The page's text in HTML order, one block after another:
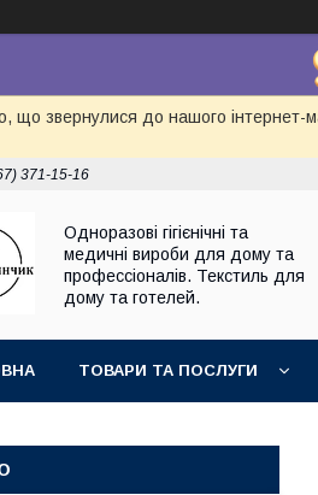
що звернулися до нашого інтернет-
371-15-16
Одноразові гігієнічні та
медичні вироби для дому та
профессіоналів. Текстиль для
дому та готелей.
ТОВАРИ ТА ПОСЛУГИ